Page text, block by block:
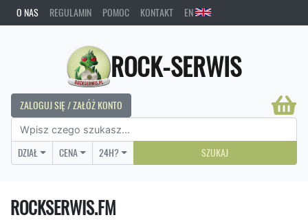
O NAS REGULAMIN POMOC KONTAKT EN
ROCK-SERWIS
ZALOGUJ SIĘ / ZAŁÓŻ KONTO
DZIAŁ CENA 24H? SZUKAJ
ROCKSERWIS.FM